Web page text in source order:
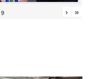
9 › »